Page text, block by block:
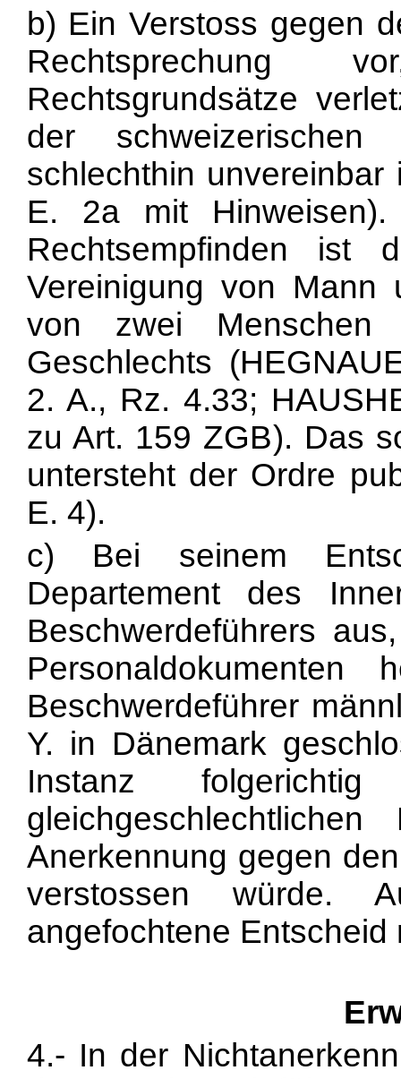
b) Ein Verstoss gegen
Rechtsprechung
Rechtsgrundsätze
der
schlechthin
E. 2a mit Hinweisen).
Rechtsempfinden ist
Vereinigung von Mann
von zwei Menschen
Geschlechts
2. A., Rz. 4.33;
zu Art. 159 ZGB). Das
untersteht der Ordre
E. 4).
c) Bei seinem
Departement des
Beschwerdeführers
Beschwerdeführer
Y. in Dänemark
Instanz
Anerkennung gegen
verstossen
angefochtene
4.- In der